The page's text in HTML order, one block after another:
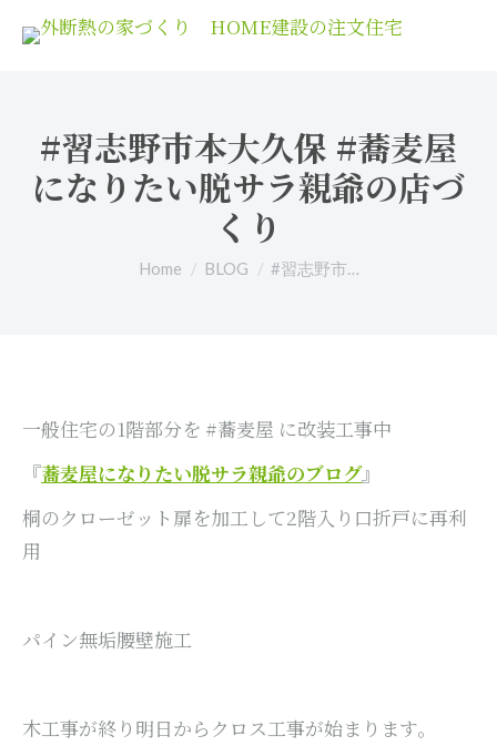
#習志野市本大久保 #蕎麦屋
になりたい脱サラ親爺の店づ
くり
You are here:
Home BLOG #習志野市…
一般住宅の1階部分を #蕎麦屋 に改装工事中
『蕎麦屋になりたい脱サラ親爺のブログ』
桐のクローゼット扉を加工して2階入り口折戸に再利
用
パイン無垢腰壁施工
木工事が終り明日からクロス工事が始まります。